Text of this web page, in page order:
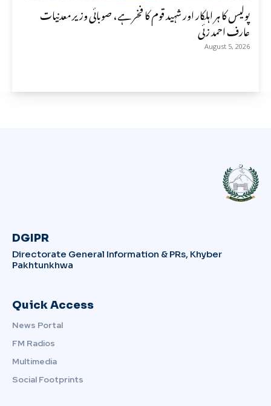
پولیس کا ہر اہلکار اور شہید قوم کا فخر ہے، صوبائی وزیر معدنیات
عارف احمد زئی
August 5, 2026
DGIPR
Directorate General Information & PRs, Khyber
Pakhtunkhwa
Quick Access
News Portal
FM Radios
Multimedia
Social Footprints